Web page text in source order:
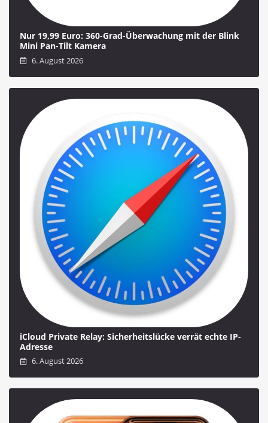
Nur 19,99 Euro: 360-Grad-Überwachung mit der Blink
Mini Pan-Tilt Kamera
6. August 2026
iCloud Private Relay: Sicherheitslücke verrät echte IP-
Adresse
6. August 2026